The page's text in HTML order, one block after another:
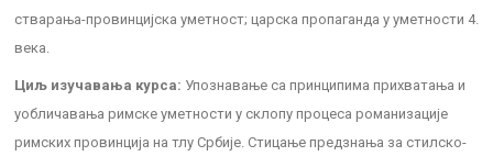
стварања-провинцијска уметност; царска пропаганда у уметности 4.
века.
Циљ изучавања курса: Упознавање са принципима прихватања и
уобличавања римске уметности у склопу процеса романизације
римских провинција на тлу Србије. Стицање предзнања за стилско-